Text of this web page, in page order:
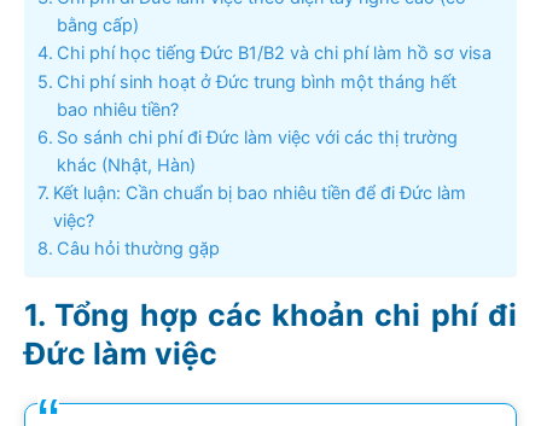
bằng cấp)
Chi phí học tiếng Đức B1/B2 và chi phí làm hồ sơ visa
Chi phí sinh hoạt ở Đức trung bình một tháng hết
bao nhiêu tiền?
So sánh chi phí đi Đức làm việc với các thị trường
khác (Nhật, Hàn)
Kết luận: Cần chuẩn bị bao nhiêu tiền để đi Đức làm
việc?
Câu hỏi thường gặp
Tổng hợp các khoản chi phí đi
Đức làm việc